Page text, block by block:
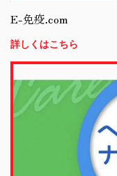
E-免疫.com
詳しくはこちら